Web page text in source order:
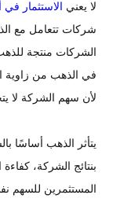
لا يعني الاستثمار
شركات تتعامل مع
الشركات منتجة
في الذهب من زاوية
لأن سهم الشركة لا
يتأثر الذهب أساسًا
بنتائج الشركة،
المستثمرين للسهم